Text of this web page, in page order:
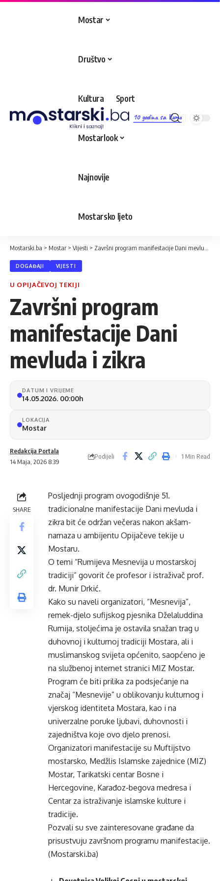
10 godina sa Vama
Mostar
Društvo
Kultura Sport
Mostarlook
Najnovije
Mostarsko ljeto
Mostarski.ba > Mostar > Vijesti > Završni program manifestacije Dani mevluda i zikra
DOGAĐAJI VIJESTI
U OPIJAČEVOJ TEKIJI
Završni program
manifestacije Dani
mevluda i zikra
DATUM I VRIJEME
14.05.2026. 00:00h
LOKACIJA
Mostar
14 Maja, 2026 8:39
Redakcija Portala
Podijeli 1 Min Read
SHARE
Posljednji program ovogodišnje 51.
tradicionalne manifestacije Dani mevluda i
zikra bit će održan večeras nakon akšam-
namaza u ambijentu Opijačeve tekije u
Mostaru.
O temi “Rumijeva Mesnevija u mostarskoj
tradiciji” govorit će profesor i istraživač prof.
dr. Munir Drkić.
Kako su naveli organizatori, “Mesnevija”,
remek-djelo sufijskog pjesnika Dželaluddina
Rumija, stoljećima je ostavila snažan trag u
duhovnoj i kulturnoj tradiciji Mostara, ali i
muslimanskog svijeta općenito, saopćeno je
na službenoj internet stranici MIZ Mostar.
Program će biti prilika za podsjećanje na
značaj “Mesnevije” u oblikovanju kulturnog i
vjerskog identiteta Mostara, kao i na
univerzalne poruke ljubavi, duhovnosti i
zajedništva koje ovo djelo prenosi.
Organizatori manifestacije su Muftijstvo
mostarsko, Medžlis Islamske zajednice (MIZ)
Mostar, Tarikatski centar Bosne i
Hercegovine, Karađoz-begova medresa i
Centar za istraživanje islamske kulture i
tradicije.
Pozvali su sve zainteresovane građane da
prisustvuju završnom programu manifestacije.
(Mostarski.ba)